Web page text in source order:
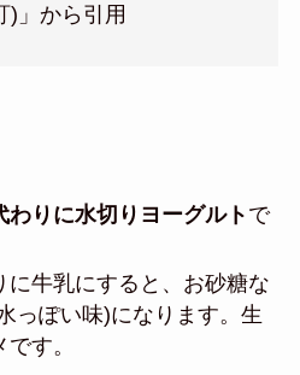
)」から引用
わりに水切りヨーグルト で
に牛乳にすると、お砂糖な
っぽい味)になります。生
す。